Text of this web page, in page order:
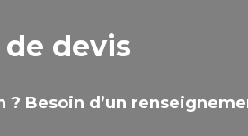
devis
Besoin d’un